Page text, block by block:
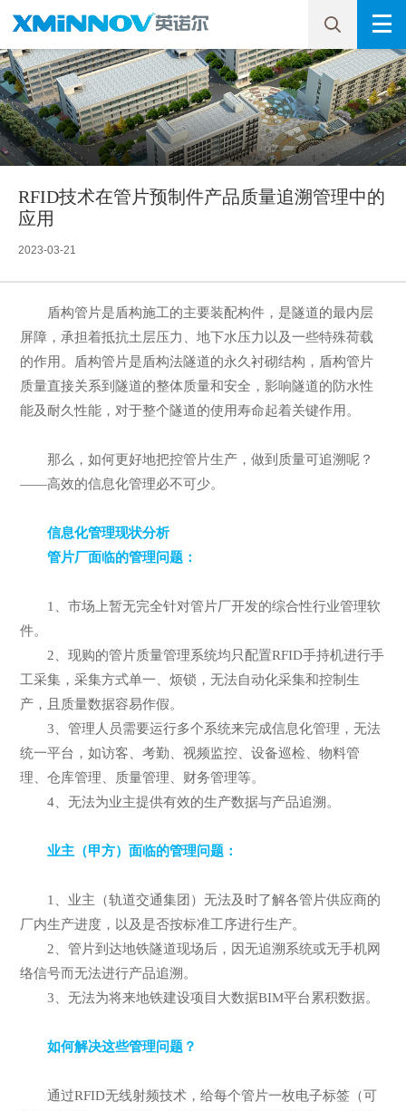
RFID技术在管片预制件产品质量追溯管理中的
应用
2023-03-21
盾构管片是盾构施工的主要装配构件，是隧道的最内层
屏障，承担着抵抗土层压力、地下水压力以及一些特殊荷载
的作用。盾构管片是盾构法隧道的永久衬砌结构，盾构管片
质量直接关系到隧道的整体质量和安全，影响隧道的防水性
能及耐久性能，对于整个隧道的使用寿命起着关键作用。
那么，如何更好地把控管片生产，做到质量可追溯呢？
——高效的信息化管理必不可少。
信息化管理现状分析
管片厂面临的管理问题：
1、市场上暂无完全针对管片厂开发的综合性行业管理软
件。
2、现购的管片质量管理系统均只配置RFID手持机进行手
工采集，采集方式单一、烦锁，无法自动化采集和控制生
产，且质量数据容易作假。
3、管理人员需要运行多个系统来完成信息化管理，无法
统一平台，如访客、考勤、视频监控、设备巡检、物料管
理、仓库管理、质量管理、财务管理等。
4、无法为业主提供有效的生产数据与产品追溯。
业主（甲方）面临的管理问题：
1、业主（轨道交通集团）无法及时了解各管片供应商的
厂内生产进度，以及是否按标准工序进行生产。
2、管片到达地铁隧道现场后，因无追溯系统或无手机网
络信号而无法进行产品追溯。
3、无法为将来地铁建设项目大数据BIM平台累积数据。
如何解决这些管理问题？
通过RFID无线射频技术，给每个管片一枚电子标签（可